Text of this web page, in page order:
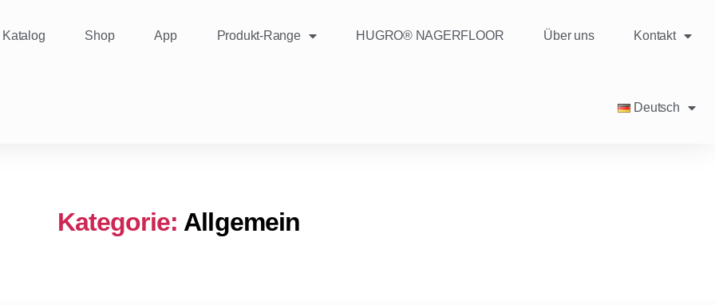
Katalog Shop App Produkt-Range HUGRO® NAGERFLOOR Über uns Kontakt
Deutsch
Kategorie: Allgemein